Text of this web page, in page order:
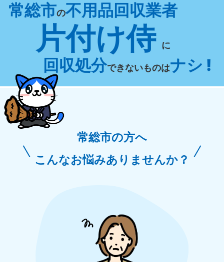
常総市の不用品回収業者
片付け侍 に
回収処分できないものはナシ !
常総市の方へ
こんなお悩みありませんか？